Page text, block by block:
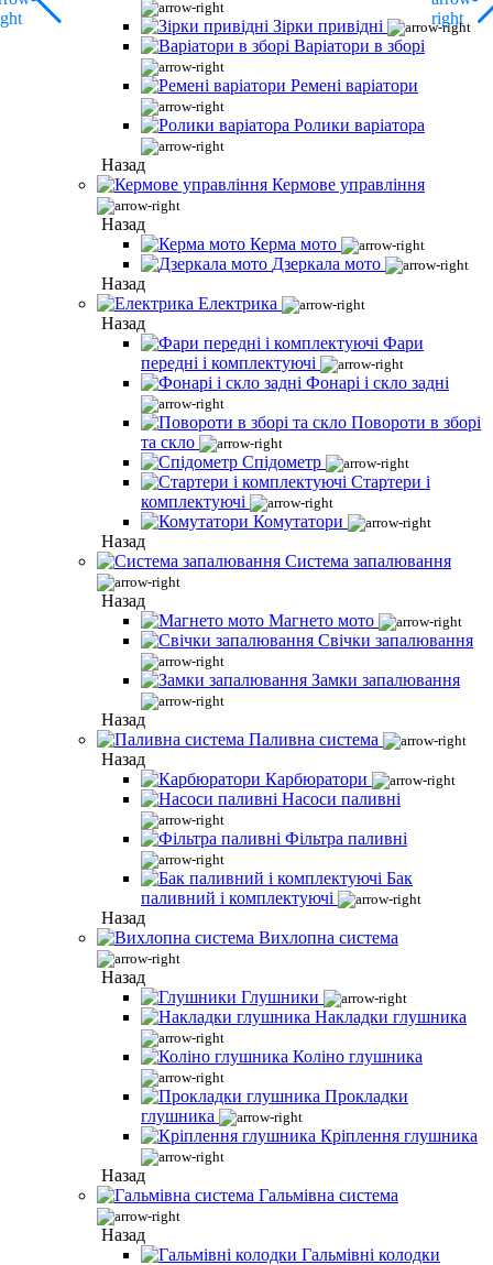
Зірки привідні
Варіатори в зборі
Ремені варіатори
Ролики варіатора
Назад
Кермове управління
Назад
Керма мото
Дзеркала мото
Назад
Електрика
Назад
Фари
передні і комплектуючі
Фонарі і скло задні
Повороти в зборі
та скло
Спідометр
Стартери і
комплектуючі
Комутатори
Назад
Система запалювання
Назад
Магнето мото
Свічки запалювання
Замки запалювання
Назад
Паливна система
Назад
Карбюратори
Насоси паливні
Фільтра паливні
Бак
паливний і комплектуючі
Назад
Вихлопна система
Назад
Глушники
Накладки глушника
Коліно глушника
Прокладки
глушника
Кріплення глушника
Назад
Гальмівна система
Назад
Гальмівні колодки